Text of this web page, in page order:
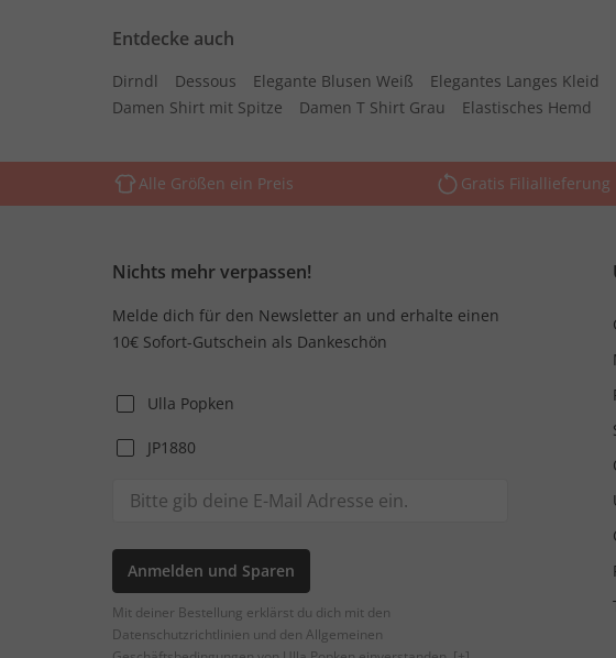
Entdecke auch
Dirndl Dessous Elegante Blusen Weiß Elegantes Langes Kleid
Damen Shirt mit Spitze
Damen T Shirt Grau Elastisches Hemd
Alle Größen ein Preis Gratis Filiallieferung
Nichts mehr verpassen!
Melde dich für den Newsletter an und erhalte einen
10€ Sofort-Gutschein als Dankeschön
Ulla Popken
JP1880
Anmelden und Sparen
Mit deiner Bestellung erklärst du dich mit den
Datenschutzrichtlinien und den Allgemeinen